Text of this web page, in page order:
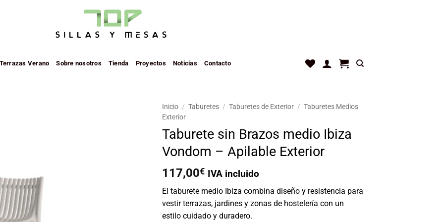
Verano Sobre nosotros Tienda Proyectos Noticias Contacto
Inicio / Taburetes / Taburetes de Exterior / Taburetes Medios
Exterior
Taburete sin Brazos medio Ibiza
Vondom – Apilable Exterior
117,00€ IVA incluido
El taburete medio Ibiza combina diseño y resistencia para
vestir terrazas, jardines y zonas de hostelería con un
estilo cuidado y duradero.